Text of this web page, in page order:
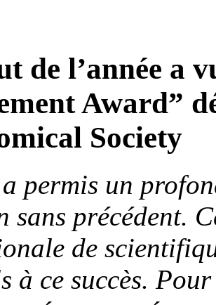
de l’année a
Award”
Society
permis un
sans précédent.
de
à ce succès.